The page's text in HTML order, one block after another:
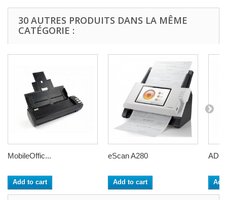
30 AUTRES PRODUITS DANS LA MÊME
CATÉGORIE :
MobileOffic...
Add to cart
eScan A280
Add to cart